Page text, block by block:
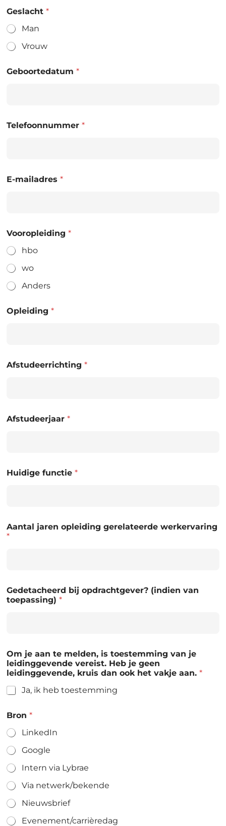
Geslacht *
Man
Vrouw
Geboortedatum *
Telefoonnummer *
E-mailadres *
Vooropleiding *
hbo
wo
Anders
Opleiding *
Afstudeerrichting *
Afstudeerjaar *
Huidige functie *
Aantal jaren opleiding gerelateerde werkervaring
*
Gedetacheerd bij opdrachtgever? (indien van
toepassing) *
Om je aan te melden, is toestemming van je
leidinggevende vereist. Heb je geen
leidinggevende, kruis dan ook het vakje aan. *
Ja, ik heb toestemming
Bron *
LinkedIn
Google
Intern via Lybrae
Via netwerk/bekende
Nieuwsbrief
Evenement/carrièredag